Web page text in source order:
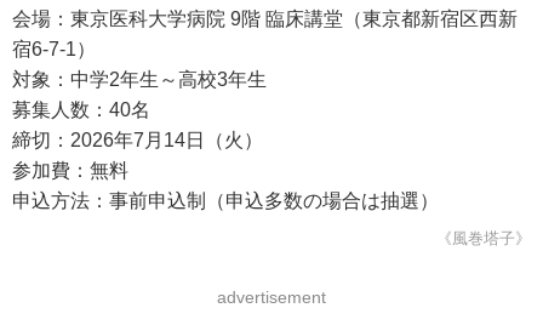
会場：東京医科大学病院 9階 臨床講堂（東京都新宿区西新
宿6-7-1）
対象：中学2年生～高校3年生
募集人数：40名
締切：2026年7月14日（火）
参加費：無料
申込方法：事前申込制（申込多数の場合は抽選）
《風巻塔子》
advertisement